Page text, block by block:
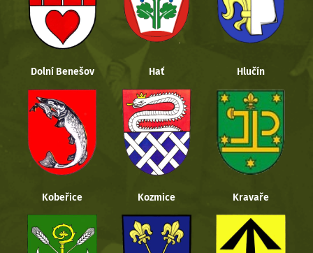
Dolní Benešov Hať Hlučín
Kobeřice Kozmice Kravaře